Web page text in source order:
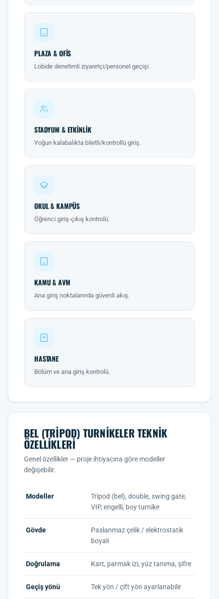
PLAZA & OFIS
Lobide denetimli ziyaretçi/personel geçişi.
STADYUM & ETKINLIK
Yoğun kalabalıkta biletli/kontrollü giriş.
OKUL & KAMPÜS
Öğrenci giriş-çıkış kontrolü.
KAMU & AVM
Ana giriş noktalarında güvenli akış.
HASTANE
Bölüm ve ana giriş kontrolü.
BEL (TRIPOD) TURNIKELER TEKNIK
ÖZELLIKLERI
Genel özellikler — proje ihtiyacına göre modeller
değişebilir.
Modeller
Tripod (bel), double, swing gate,
VIP, engelli, boy turnike
Gövde
Paslanmaz çelik / elektrostatik
boyalı
Doğrulama Kart, parmak izi, yüz tanıma, şifre
Geçiş yönü Tek yön / çift yön ayarlanabilir